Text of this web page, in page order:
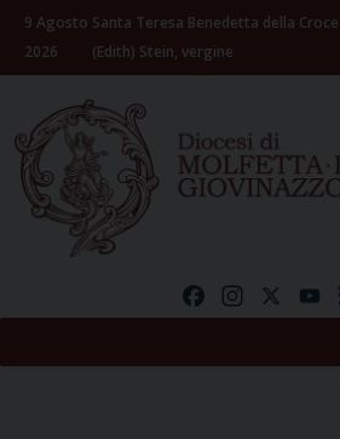
Skip
content
9 Agosto
2026
Santa Teresa Benedetta della Croce
(Edith) Stein, vergine
FacebookInstagram